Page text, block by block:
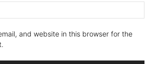
and website in this browser for the